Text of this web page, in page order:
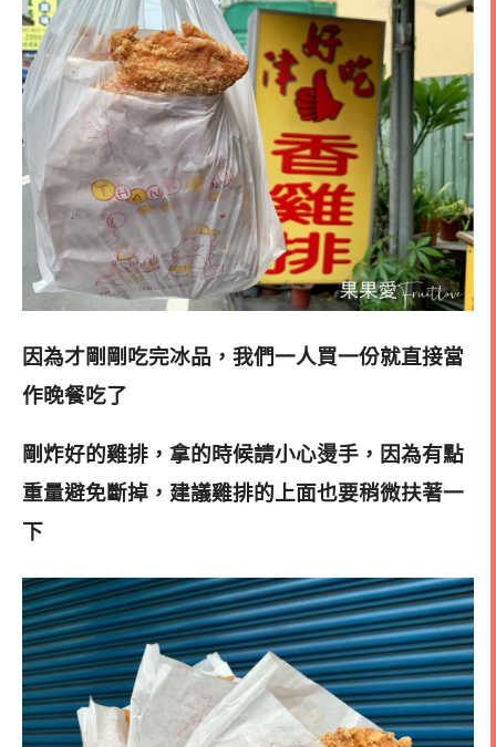
因為才剛剛吃完冰品，我們一人買一份就直接當
作晚餐吃了
剛炸好的雞排，拿的時候請小心燙手，因為有點
重量避免斷掉，建議雞排的上面也要稍微扶著一
下